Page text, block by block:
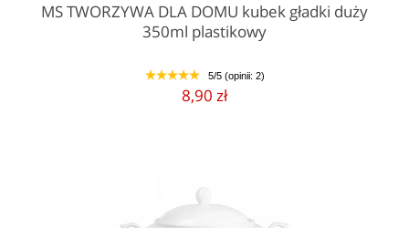
MS TWORZYWA DLA DOMU kubek gładki duży
350ml plastikowy
1 2 3 4 5 5/5 (opinii: 2)
8,90 zł